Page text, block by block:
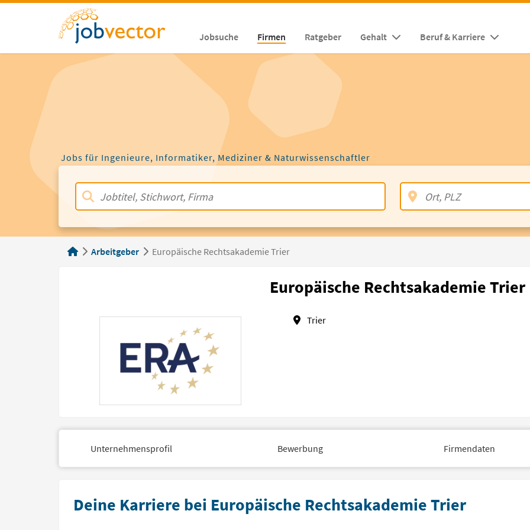
Jobsuche Firmen Ratgeber Gehalt Beruf & Karriere
Jobs für Ingenieure, Informatiker, Mediziner & Naturwissenschaftler
Arbeitgeber Europäische Rechtsakademie Trier
Europäische Rechtsakademie Trier
Trier
Unternehmensprofil Bewerbung Firmendaten
Deine Karriere bei Europäische Rechtsakademie Trier